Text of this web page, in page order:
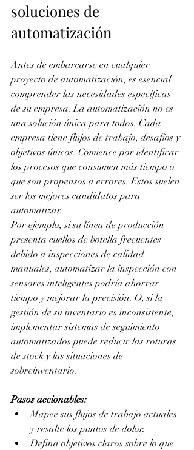
soluciones de
automatización
Antes de embarcarse en cualquier
proyecto de automatización, es esencial
comprender las necesidades específicas
de su empresa. La automatización no es
una solución única para todos. Cada
empresa tiene flujos de trabajo, desafíos y
objetivos únicos. Comience por identificar
los procesos que consumen más tiempo o
que son propensos a errores. Estos suelen
ser los mejores candidatos para
automatizar.
Por ejemplo, si su línea de producción
presenta cuellos de botella frecuentes
debido a inspecciones de calidad
manuales, automatizar la inspección con
sensores inteligentes podría ahorrar
tiempo y mejorar la precisión. O, si la
gestión de su inventario es inconsistente,
implementar sistemas de seguimiento
automatizados puede reducir las roturas
de stock y las situaciones de
sobreinventario.
Pasos accionables:
Mapee sus flujos de trabajo actuales
y resalte los puntos de dolor.
Defina objetivos claros sobre lo que